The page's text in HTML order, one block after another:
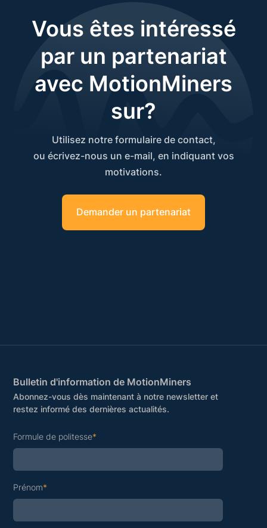
Vous êtes intéressé
par un partenariat
avec MotionMiners
sur?
Utilisez notre formulaire de contact,
ou écrivez-nous un e-mail, en indiquant vos
motivations.
Demander un partenariat
Bulletin d'information de MotionMiners
Abonnez-vous dès maintenant à notre newsletter et
restez informé des dernières actualités.
Formule de politesse*
Prénom*